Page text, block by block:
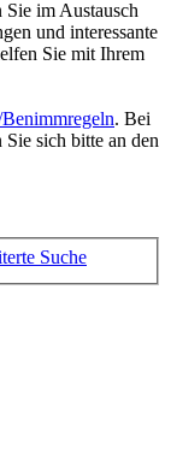
im Austausch
und interessante
Sie mit Ihrem
. Bei
sich bitte an den
Suche